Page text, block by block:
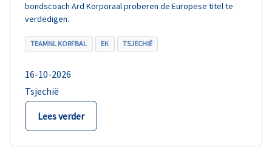
bondscoach Ard Korporaal proberen de Europese titel te
verdedigen.
TEAMNL KORFBAL EK TSJECHIË
16-10-2026
Tsjechië
Lees verder